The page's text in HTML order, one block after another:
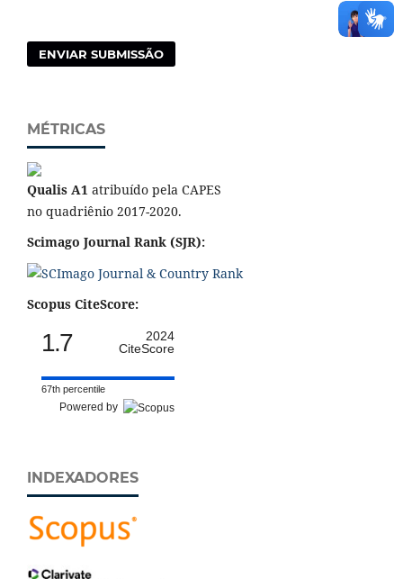
ENVIAR SUBMISSÃO
MÉTRICAS
Qualis A1 atribuído pela CAPES
no quadriênio 2017-2020.
Scimago Journal Rank (SJR):
Scopus CiteScore:
1.7
2024
CiteScore
67th percentile
Powered by
INDEXADORES